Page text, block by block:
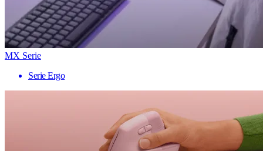
MX Serie
Serie Ergo